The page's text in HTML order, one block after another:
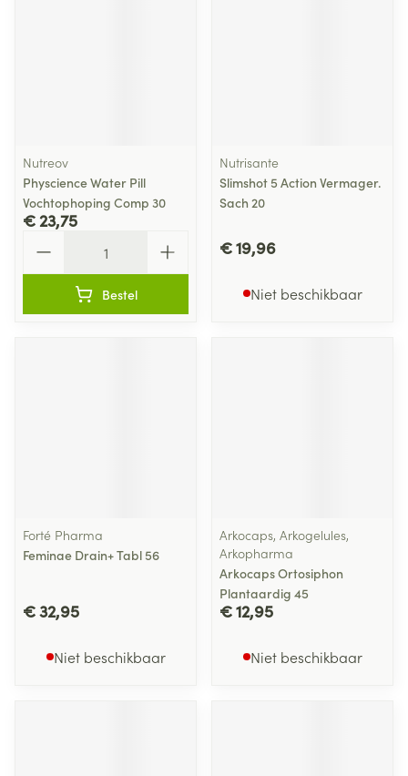
Nutreov
Physcience Water Pill
Vochtophoping Comp 30
€ 23,75
Bestel
Nutrisante
Slimshot 5 Action Vermager.
Sach 20
€ 19,96
Niet beschikbaar
Forté Pharma
Feminae Drain+ Tabl 56
€ 32,95
Niet beschikbaar
Arkocaps, Arkogelules,
Arkopharma
Arkocaps Ortosiphon
Plantaardig 45
€ 12,95
Niet beschikbaar